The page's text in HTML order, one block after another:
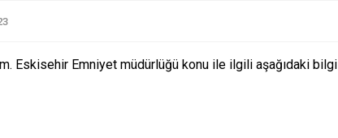
Eskisehir Emniyet müdürlüğü konu ile ilgili aşağıdaki